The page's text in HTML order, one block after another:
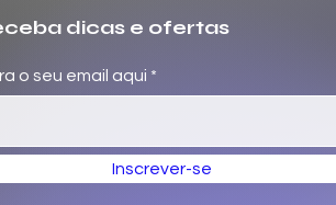
dicas e ofertas
o seu email aqui
Inscrever-se